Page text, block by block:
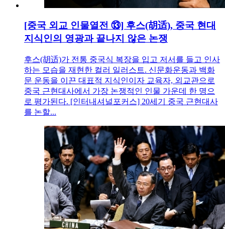
[중국 외교 인물열전 ⑬] 후스(胡适), 중국 현대
지식인의 영광과 끝나지 않은 논쟁
후스(胡适)가 전통 중국식 복장을 입고 저서를 들고 인사
하는 모습을 재현한 컬러 일러스트. 신문화운동과 백화
문 운동을 이끈 대표적 지식인이자 교육자, 외교관으로
중국 근현대사에서 가장 논쟁적인 인물 가운데 한 명으
로 평가된다. [인터내셔널포커스] 20세기 중국 근현대사
를 논할...